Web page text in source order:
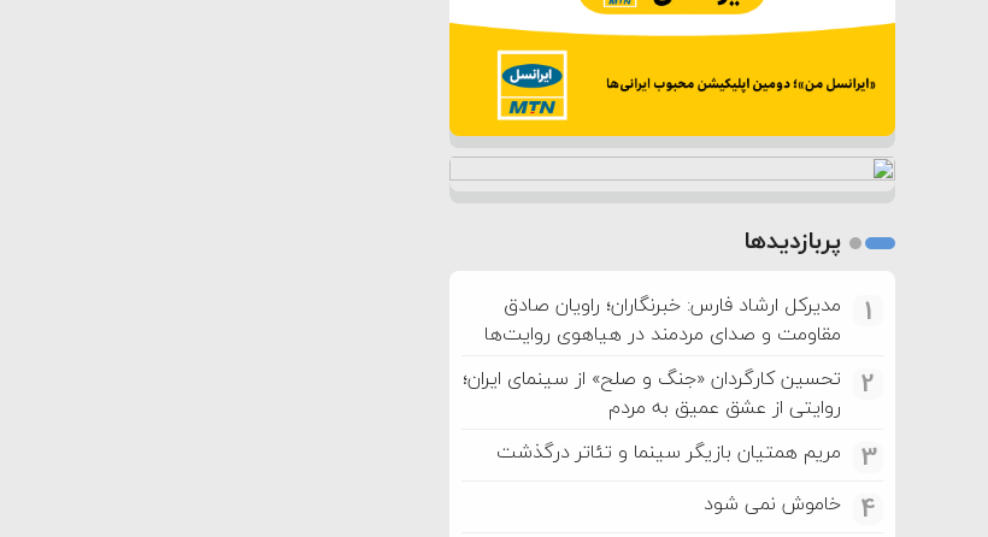
پربازدیدها
1
مدیرکل ارشاد فارس: خبرنگاران؛ راویان صادق
مقاومت و صدای مردمند در هیاهوی روایت‌ها
2
تحسین کارگردان «جنگ و صلح» از سینمای ایران؛
روایتی از عشق عمیق به مردم
3 مریم همتیان بازیگر سینما و تئاتر درگذشت
4 خاموش نمی شود